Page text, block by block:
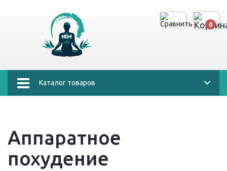
0
Каталог товаров
Аппаратное
похудение